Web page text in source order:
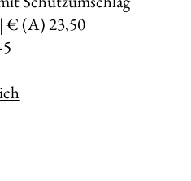
€ (A) 23,50